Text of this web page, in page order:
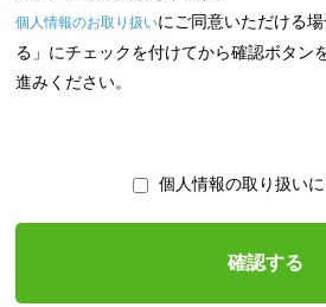
個人情報のお取り扱いにご同意いただける
る」にチェックを付けてから確認ボタン
進みください。
個人情報の取り扱い